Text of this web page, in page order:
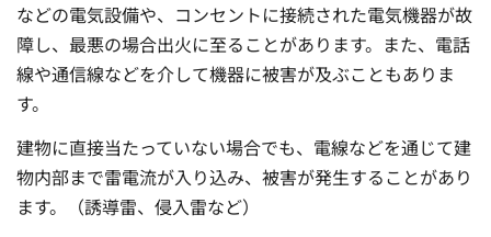
などの電気設備や、コンセントに接続された電気機器が故
障し、最悪の場合出火に至ることがあります。また、電話
線や通信線などを介して機器に被害が及ぶこともありま
す。
建物に直接当たっていない場合でも、電線などを通じて建
物内部まで雷電流が入り込み、被害が発生することがあり
ます。（誘導雷、侵入雷など）